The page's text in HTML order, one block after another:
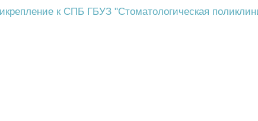
к СПБ ГБУЗ "Стоматологическая